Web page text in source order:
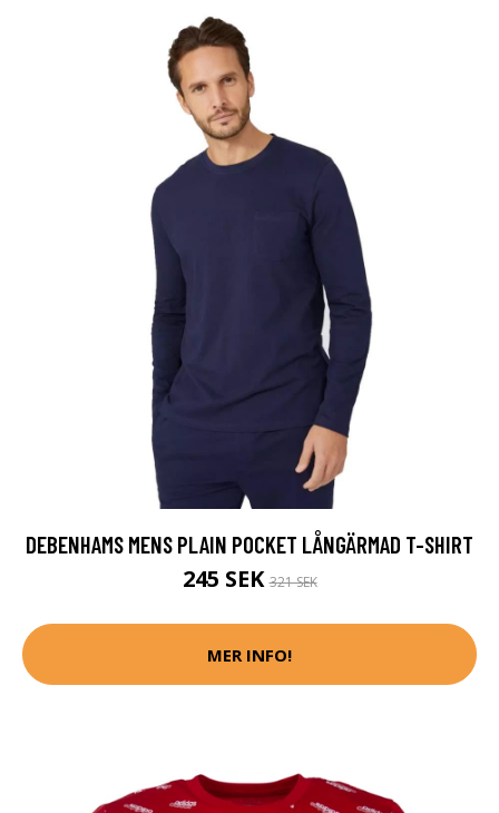
DEBENHAMS MENS PLAIN POCKET LÅNGÄRMAD T-SHIRT
245 SEK321 SEK
MER INFO!